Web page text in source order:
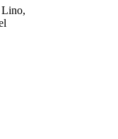
Lino,